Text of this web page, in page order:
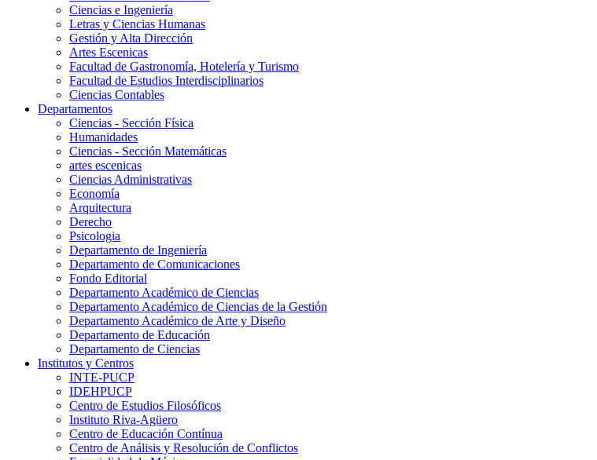
Ciencias e Ingeniería
Letras y Ciencias Humanas
Gestión y Alta Dirección
Artes Escenicas
Facultad de Gastronomía, Hotelería y Turismo
Facultad de Estudios Interdisciplinarios
Ciencias Contables
Departamentos
Ciencias - Sección Física
Humanidades
Ciencias - Sección Matemáticas
artes escenicas
Ciencias Administrativas
Economía
Arquitectura
Derecho
Psicologia
Departamento de Ingeniería
Departamento de Comunicaciones
Fondo Editorial
Departamento Académico de Ciencias
Departamento Académico de Ciencias de la Gestión
Departamento Académico de Arte y Diseño
Departamento de Educación
Departamento de Ciencias
Institutos y Centros
INTE-PUCP
IDEHPUCP
Centro de Estudios Filosóficos
Instituto Riva-Agüero
Centro de Educación Contínua
Centro de Análisis y Resolución de Conflictos